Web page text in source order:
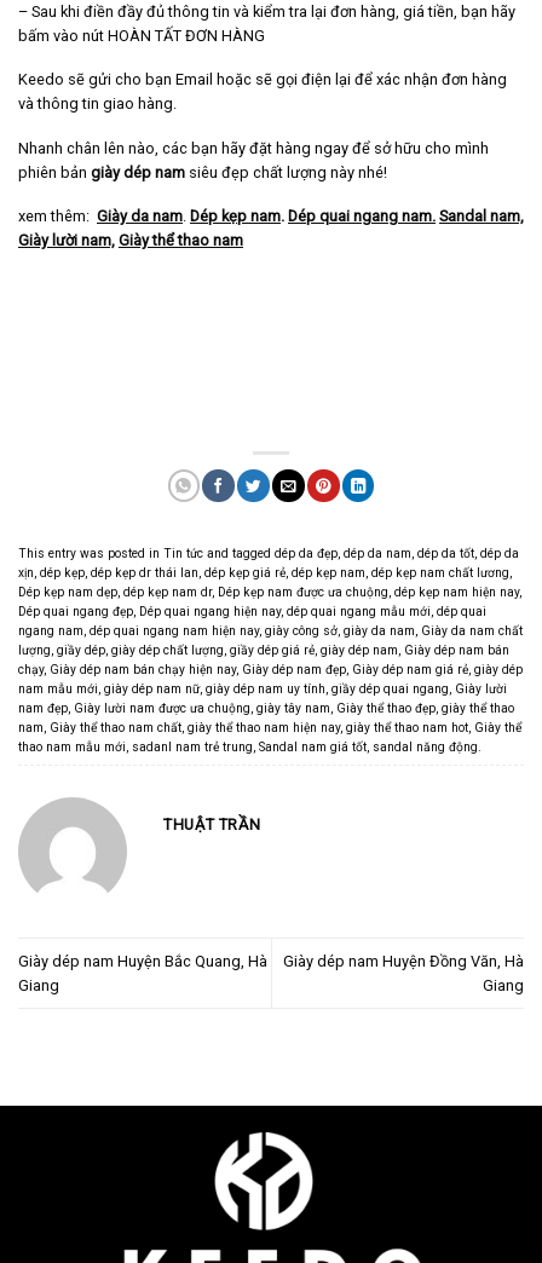
– Sau khi điền đầy đủ thông tin và kiểm tra lại đơn hàng, giá tiền, bạn hãy
bấm vào nút HOÀN TẤT ĐƠN HÀNG
Keedo sẽ gửi cho bạn Email hoặc sẽ gọi điện lại để xác nhận đơn hàng
và thông tin giao hàng.
Nhanh chân lên nào, các bạn hãy đặt hàng ngay để sở hữu cho mình
phiên bản giày dép nam siêu đẹp chất lượng này nhé!
xem thêm: Giày da nam. Dép kẹp nam. Dép quai ngang nam. Sandal nam,
Giày lười nam, Giày thể thao nam
This entry was posted in Tin tức and tagged dép da đẹp, dép da nam, dép da tốt, dép da
xịn, dép kẹp, dép kẹp dr thái lan, dép kẹp giá rẻ, dép kẹp nam, dép kẹp nam chất lương,
Dép kẹp nam dẹp, dép kẹp nam dr, Dép kẹp nam được ưa chuộng, dép kẹp nam hiện nay,
Dép quai ngang đẹp, Dép quai ngang hiện nay, dép quai ngang mẫu mới, dép quai
ngang nam, dép quai ngang nam hiện nay, giày công sở, giày da nam, Giày da nam chất
lượng, giầy dép, giày dép chất lượng, giầy dép giá rẻ, giày dép nam, Giày dép nam bán
chạy, Giày dép nam bán chạy hiện nay, Giày dép nam đẹp, Giày dép nam giá rẻ, giày dép
nam mẫu mới, giày dép nam nữ, giày dép nam uy tính, giầy dép quai ngang, Giày lười
nam đẹp, Giày lười nam được ưa chuộng, giày tây nam, Giày thể thao đẹp, giày thể thao
nam, Giày thể thao nam chất, giày thể thao nam hiện nay, giày thể thao nam hot, Giày thể
thao nam mẫu mới, sadanl nam trẻ trung, Sandal nam giá tốt, sandal năng động.
THUẬT TRẦN
Giày dép nam Huyện Bắc Quang, Hà
Giang
Giày dép nam Huyện Đồng Văn, Hà
Giang